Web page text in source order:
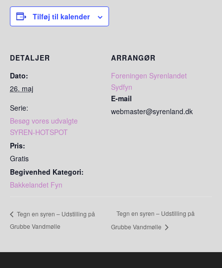
Tilføj til kalender
DETALJER
Dato:
26. maj
Serie:
Besøg vores udvalgte
SYREN-HOTSPOT
Pris:
Gratis
Begivenhed Kategori:
Bakkelandet Fyn
ARRANGØR
Foreningen Syrenlandet
Sydfyn
E-mail
webmaster@syrenland.dk
Tegn en syren – Udstilling på
Grubbe Vandmølle
Tegn en syren – Udstilling på
Grubbe Vandmølle